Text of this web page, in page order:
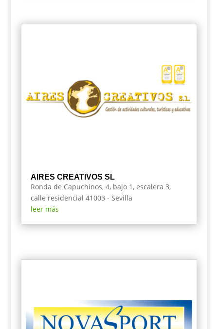
AIRES CREATIVOS SL
Ronda de Capuchinos, 4, bajo 1, escalera 3,
calle residencial 41003 - Sevilla
leer más